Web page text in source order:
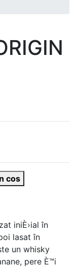
cos
iniÈ›ial în
lasat în
un whisky
pere È™i